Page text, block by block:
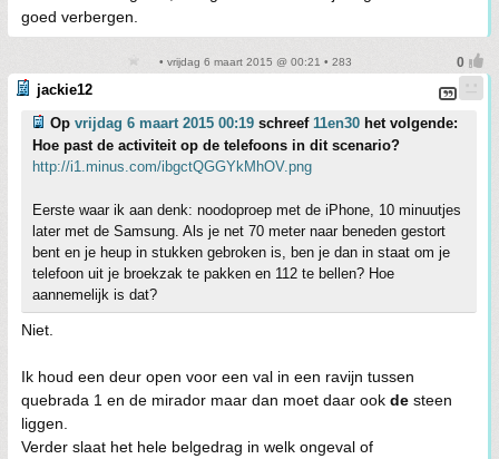
goed verbergen.
• vrijdag 6 maart 2015 @ 00:21 • 283
jackie12
Op vrijdag 6 maart 2015 00:19 schreef 11en30 het volgende:
Hoe past de activiteit op de telefoons in dit scenario?
http://i1.minus.com/ibgctQGGYkMhOV.png
Eerste waar ik aan denk: noodoproep met de iPhone, 10 minuutjes
later met de Samsung. Als je net 70 meter naar beneden gestort
bent en je heup in stukken gebroken is, ben je dan in staat om je
telefoon uit je broekzak te pakken en 112 te bellen? Hoe
aannemelijk is dat?
Niet.
Ik houd een deur open voor een val in een ravijn tussen
quebrada 1 en de mirador maar dan moet daar ook de steen
liggen.
Verder slaat het hele belgedrag in welk ongeval of